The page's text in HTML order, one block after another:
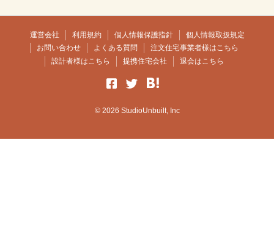
運営会社 利用規約 個人情報保護指針
個人情報取扱規定
お問い合わせ
よくある質問
注文住宅事業者様はこちら
設計者様はこちら
提携住宅会社 退会はこちら
© 2026 StudioUnbuilt, Inc